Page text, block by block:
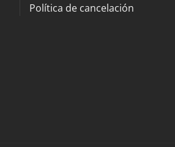
Política de cancelación